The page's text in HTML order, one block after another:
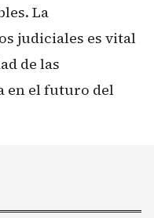
La
judiciales es vital
de las
en el futuro del